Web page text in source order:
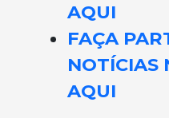
AQUI
FAÇA
NOTÍCIAS
AQUI